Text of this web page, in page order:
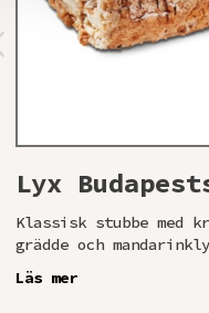
Lyx
Klassisk stubbe med
grädde och
Läs mer